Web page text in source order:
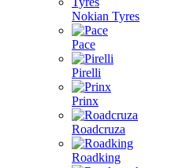
Nokian Tyres
Pace
Pirelli
Prinx
Roadcruza
Roadking